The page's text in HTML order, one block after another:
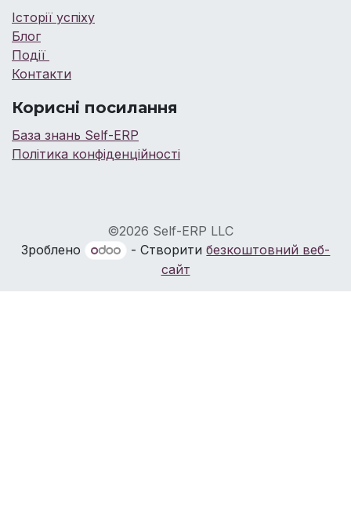
Історії успіху
Блог
Події
Контакти
Корисні посилання
База знань Self-ERP
Політика конфіденційності
©2026 Self-ERP LLC
Зроблено
- Створитибезкоштовний веб-
сайт